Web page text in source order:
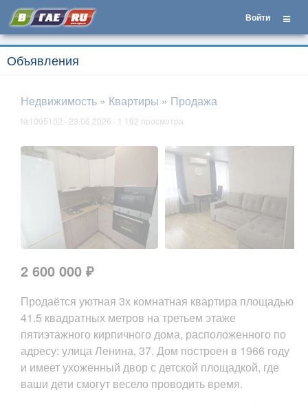
Войти
Объявления
Недвижимость » Квартиры » Продажа
№1095102 · 23.06.2026 · 1 192 просмотра
2 600 000 ₽
Продаётся уютная 3х комнатная квартира площадью
41.5 квадратных метров на третьем этаже
пятиэтажного кирпичного дома, расположенного по
адресу: улица Ленина, 37. Дом построен в 1966 году
и имеет ухоженный двор с детской площадкой, где
ваши дети смогут весело проводить время.